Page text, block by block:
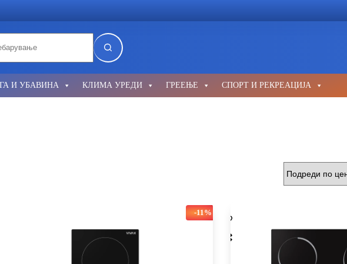
И УБАВИНА КЛИМА УРЕДИ ГРЕЕЊЕ СПОРТ И РЕКРЕАЦИЈА
-11%